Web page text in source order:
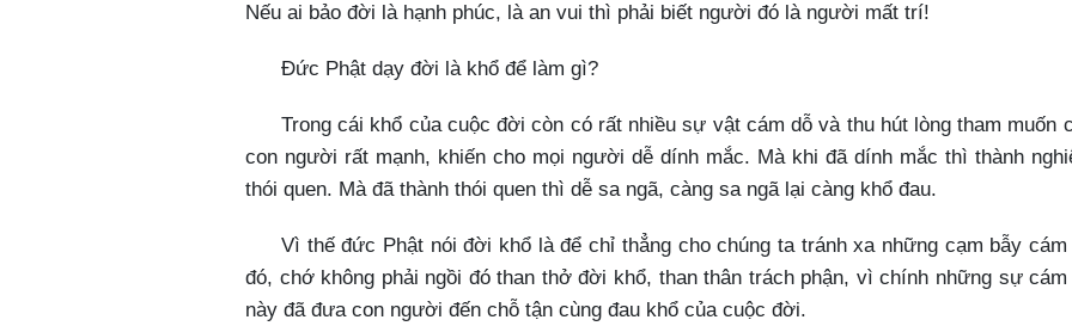
Nếu ai bảo đời là hạnh phúc, là an vui thì phải biết người đó là người mất trí!
Đức Phật dạy đời là khổ để làm gì?
Trong cái khổ của cuộc đời còn có rất nhiều sự vật cám dỗ và thu hút lòng tham muốn
con người rất mạnh, khiến cho mọi người dễ dính mắc. Mà khi đã dính mắc thì thành
thói quen. Mà đã thành thói quen thì dễ sa ngã, càng sa ngã lại càng khổ đau.
Vì thế đức Phật nói đời khổ là để chỉ thẳng cho chúng ta tránh xa những cạm bẫy cám
đó, chớ không phải ngồi đó than thở đời khổ, than thân trách phận, vì chính những sự cám
này đã đưa con người đến chỗ tận cùng đau khổ của cuộc đời.